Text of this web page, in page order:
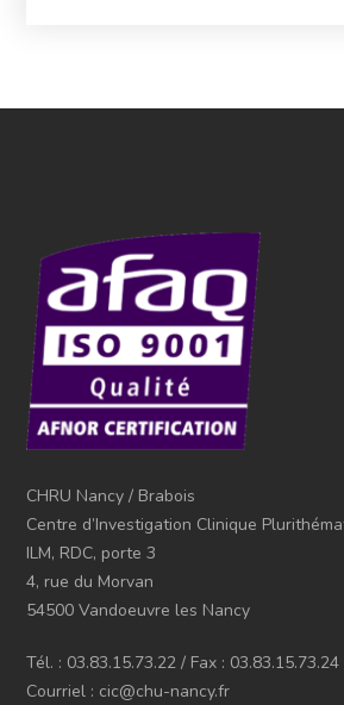
CHRU Nancy / Brabois
Centre d’Investigation Clinique
ILM, RDC, porte 3
4, rue du Morvan
54500 Vandoeuvre les Nancy
Tél. : 03.83.15.73.22 / Fax : 03.83.15.73.24
Courriel : cic@chu-nancy.fr